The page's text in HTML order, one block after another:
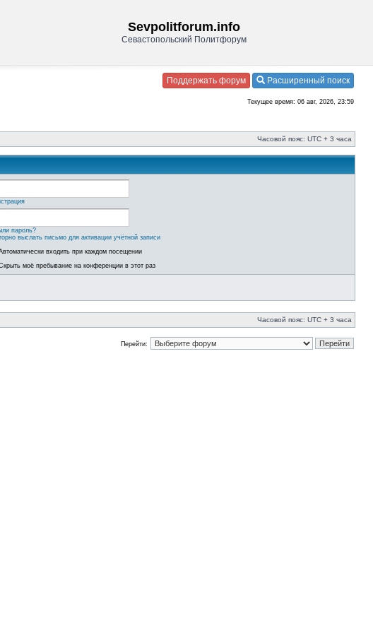
Sevpolitforum.info
Севастопольский Политфорум
Поддержать форум Расширенный поиск
Текущее время: 06 авг, 2026, 23:59
Часовой пояс: UTC + 3 часа
пароль?
выслать письмо для активации учётной записи
входить при каждом посещении
моё пребывание на конференции в этот раз
Часовой пояс: UTC + 3 часа
Перейти: